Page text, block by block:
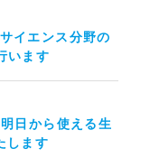
イエンス分野の
います
日から使える生
します